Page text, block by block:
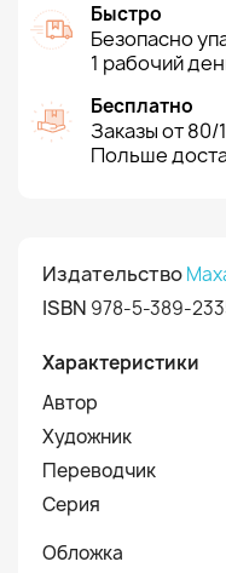
Быстро
Безопасно
1 рабочий
Бесплатно
Заказы от 80/
Польше
Издательство
ISBN 978-5-389-
Характеристики
Автор
Художник
Переводчик
Серия
Обложка